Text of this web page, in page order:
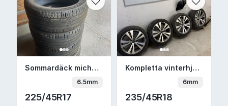
Sommardäck michelin primacy 5 225/
Sommardäck michelin primacy 5 225/45R17
6.5mm
225/45R17
Kompletta vinterhjul
Kompletta vinterhjul till bla ww passat
6mm
235/45R18